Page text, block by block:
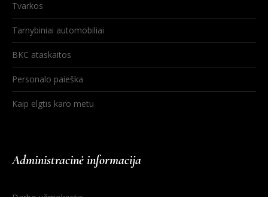
Tvarkos
Tarnybiniai automobiliai
BKC ataskaitos
Personalo paieška
Kaip elgtis karo metu
Administracinė informacija